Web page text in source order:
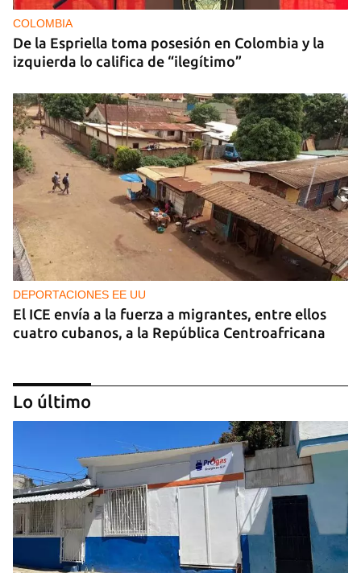
COLOMBIA
De la Espriella toma posesión en Colombia y la
izquierda lo califica de “ilegítimo”
DEPORTACIONES EE UU
El ICE envía a la fuerza a migrantes, entre ellos
cuatro cubanos, a la República Centroafricana
GUERRA
Lo último